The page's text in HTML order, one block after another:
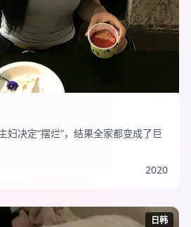
妇决定“摆烂”，结果全家都变成了巨
2020
日韩